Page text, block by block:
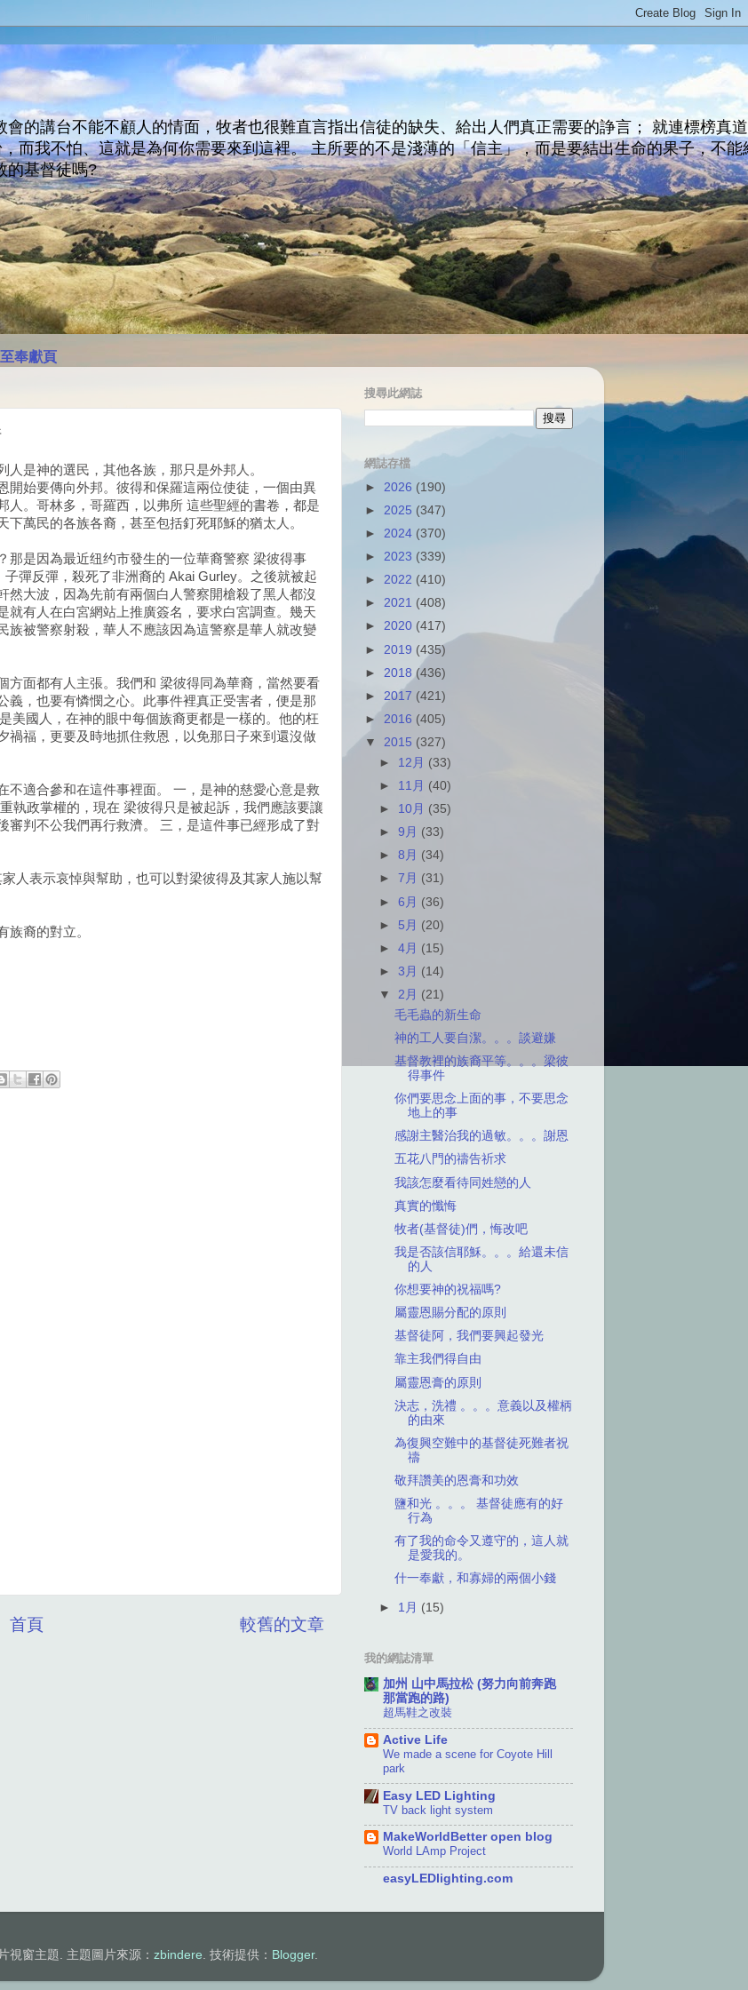
的講台不能不顧人的情面，牧者也很難直言指出信徒的缺失、給出人們真正需要的諍言； 就連標榜真
而我不怕、這就是為何你需要來到這裡。 主所要的不是淺薄的「信主」，而是要結出生命的果子，不能
的基督徒嗎?
奉獻頁
是神的選民，其他各族，那只是外邦人。
開始要傳向外邦。彼得和保羅這兩位使徒，一個由異
人。哥林多，哥羅西，以弗所 這些聖經的書卷，都是
萬民的各族各裔，甚至包括釘死耶穌的猶太人。
那是因為最近纽约市發生的一位華裔警察 梁彼得事
彈反彈，殺死了非洲裔的 Akai Gurley。之後就被起
然大波，因為先前有兩個白人警察開槍殺了黑人都沒
就有人在白宮網站上推廣簽名，要求白宮調查。幾天
族被警察射殺，華人不應該因為這警察是華人就改變
方面都有人主張。我們和 梁彼得同為華裔，當然要看
義，也要有憐憫之心。此事件裡真正受害者，便是那
美國人，在神的眼中每個族裔更都是一樣的。他的枉
禍福，更要及時地抓住救恩，以免那日子來到還沒做
不適合參和在這件事裡面。 一，是神的慈愛心意是救
執政掌權的，現在 梁彼得只是被起訴，我們應該要讓
審判不公我們再行救濟。 三，是這件事已經形成了對
家人表示哀悼與幫助，也可以對梁彼得及其家人施以幫
族裔的對立。
較舊的文章
首頁
搜尋此網誌
網誌存檔
► 2026 (190)
► 2025 (347)
► 2024 (370)
► 2023 (339)
► 2022 (410)
► 2021 (408)
► 2020 (417)
► 2019 (435)
► 2018 (436)
► 2017 (421)
► 2016 (405)
▼ 2015 (327)
► 12月 (33)
► 11月 (40)
► 10月 (35)
►9月 (33)
►8月 (34)
►7月 (31)
►6月 (36)
► 5月 (20)
►4月 (15)
►3月 (14)
▼2月 (21)
毛毛蟲的新生命
神的工人要自潔。。。談避嫌
基督教裡的族裔平等。。。梁彼
得事件
你們要思念上面的事，不要思念
地上的事
感謝主醫治我的過敏。。。謝恩
五花八門的禱告祈求
我該怎麼看待同姓戀的人
真實的懺悔
牧者(基督徒)們，悔改吧
我是否該信耶穌。。。給還未信
的人
你想要神的祝福嗎?
屬靈恩賜分配的原則
基督徒阿，我們要興起發光
靠主我們得自由
屬靈恩膏的原則
決志，洗禮 。。。意義以及權柄
的由來
為復興空難中的基督徒死難者祝
禱
敬拜讚美的恩膏和功效
鹽和光 。。。 基督徒應有的好
行為
有了我的命令又遵守的，這人就
是愛我的。
什一奉獻，和寡婦的兩個小錢
► 1月 (15)
我的網誌清單
加州 山中馬拉松 (努力向前奔跑
那當跑的路)
超馬鞋之改裝
Active Life
We made a scene for Coyote Hill
park
Easy LED Lighting
TV back light system
MakeWorldBetter open blog
World LAmp Project
easyLEDlighting.com
視窗主題. 主題圖片來源： zbindere . 技術提供： Blogger.